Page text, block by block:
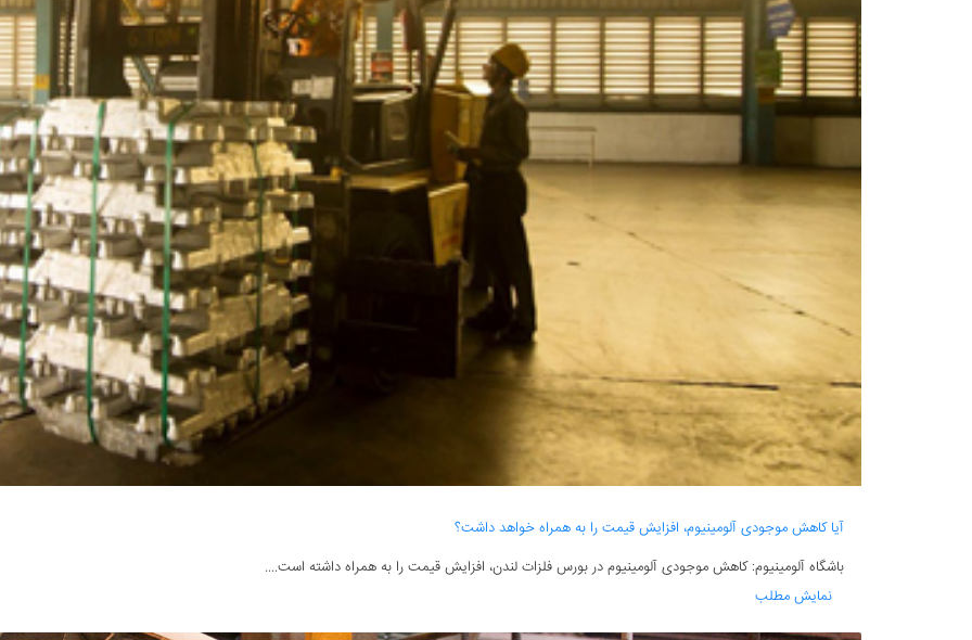
آیا کاهش موجودی آلومینیوم، افزایش قیمت را به همراه خواهد داشت؟
باشگاه آلومینیوم: کاهش موجودی آلومینیوم در بورس فلزات لندن، افزایش قیمت را به همراه داشته است....
نمایش مطلب